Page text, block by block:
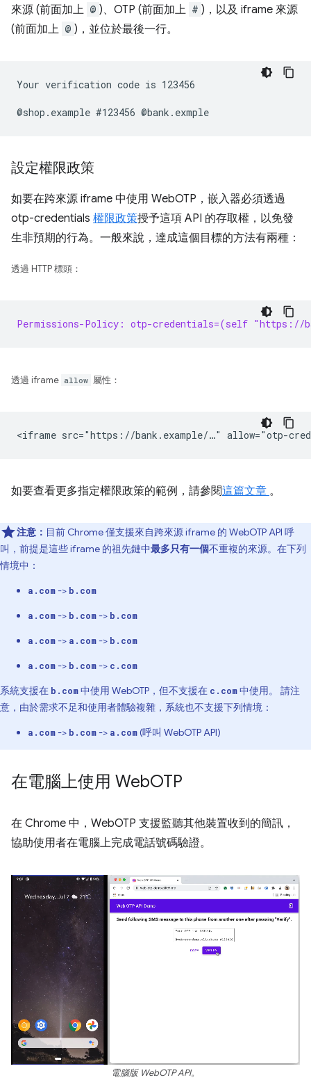
來源 (前面加上 @ )、OTP (前面加上 # )，以及 iframe 來源
(前面加上 @ )，並位於最後一行。
Your verification code is 123456
設定權限政策
如要在跨來源 iframe 中使用 WebOTP，嵌入器必須透過
otp-credentials 權限政策授予這項 API 的存取權，以免發
生非預期的行為。一般來說，達成這個目標的方法有兩種：
透過 HTTP 標頭：
Permissions-Policy: otp-credentials=(self "https://
透過 iframe allow 屬性：
如要查看更多指定權限政策的範例，請參閱這篇文章 。
注意： 目前 Chrome 僅支援來自跨來源 iframe 的 WebOTP API 呼
叫，前提是這些 iframe 的祖先鏈中最多只有一個不重複的來源。在下列
情境中：
a.com-> b.com
a.com-> b.com-> b.com
a.com-> a.com-> b.com
a.com-> b.com-> c.com
系統支援在 b.com中使用 WebOTP，但不支援在 c.com中使用。 請注
意，由於需求不足和使用者體驗複雜，系統也不支援下列情境：
a.com-> b.com-> a.com(呼叫 WebOTP API)
在電腦上使用 WebOTP
在 Chrome 中，WebOTP 支援監聽其他裝置收到的簡訊，
協助使用者在電腦上完成電話號碼驗證。
電腦版 WebOTP API。